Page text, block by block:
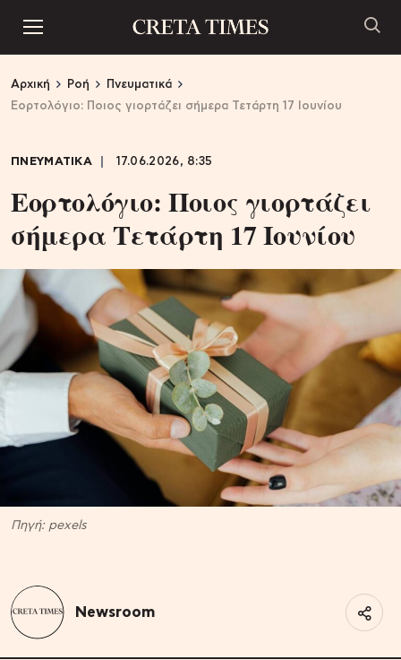
Αρχική Ροή
Πνευματικά
Εορτολόγιο: Ποιος γιορτάζει σήμερα Τετάρτη 17 Ιουνίου
ΠΝΕΥΜΑΤΙΚΑ 17.06.2026, 8:35
Εορτολόγιο: Ποιος γιορτάζει
σήμερα Τετάρτη 17 Ιουνίου
Πηγή: pexels
Newsroom